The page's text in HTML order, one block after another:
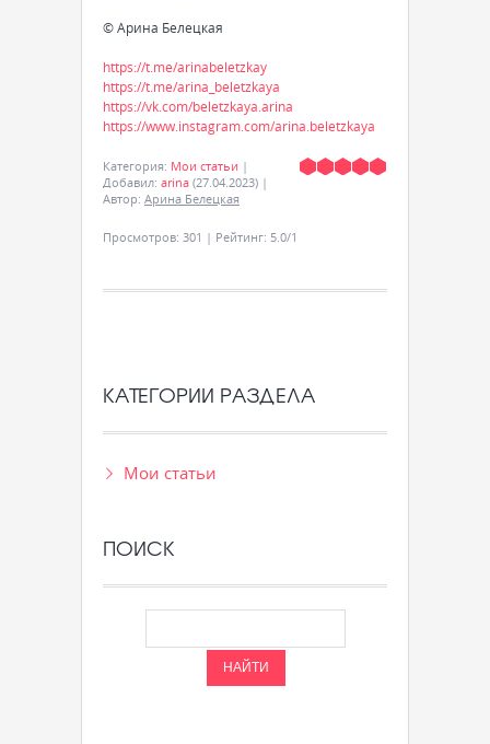
© Арина Белецкая
https://t.me/arinabeletzkay
https://t.me/arina_beletzkaya
https://vk.com/beletzkaya.arina
https://www.instagram.com/arina.beletzkaya
Категория: Мои статьи |
Добавил: arina (27.04.2023) |
Автор: Арина Белецкая
Просмотров: 301 | Рейтинг: 5.0/1
КАТЕГОРИИ РАЗДЕЛА
Мои статьи
ПОИСК